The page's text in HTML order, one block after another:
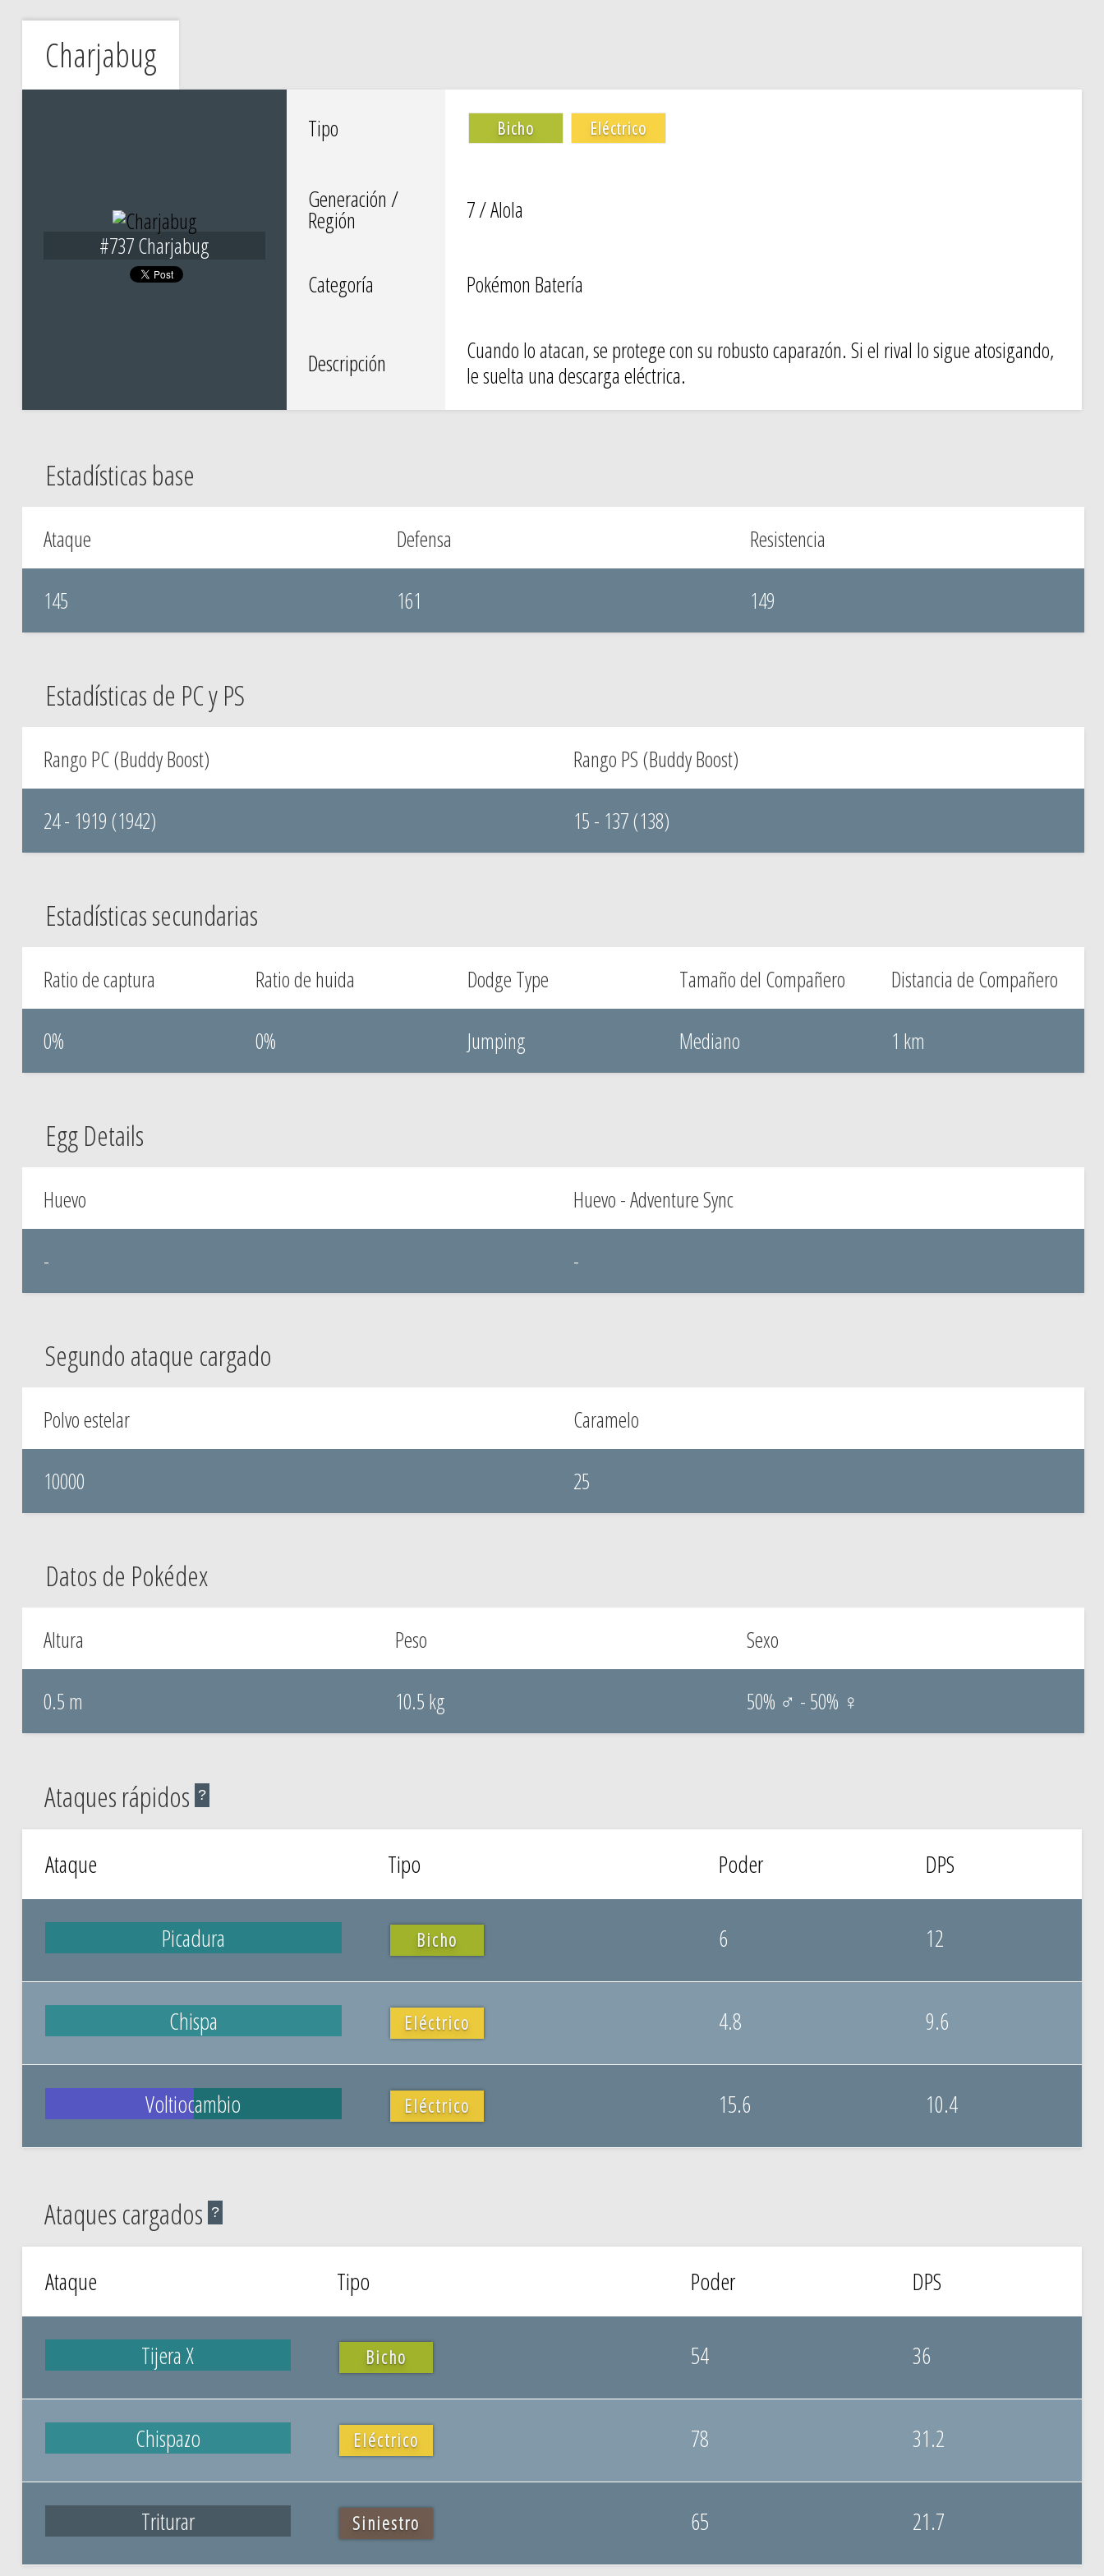
Charjabug
#737 Charjabug
Tipo Bicho Eléctrico
Generación /
Región 7 / Alola
Categoría Pokémon Batería
Descripción
Cuando lo atacan, se protege con su robusto caparazón. Si el rival lo sigue atosigando,
le suelta una descarga eléctrica.
Estadísticas base
Ataque
145
Defensa
161
Resistencia
149
Estadísticas de PC y PS
Rango PC (Buddy Boost)
24 - 1919 (1942)
Rango PS (Buddy Boost)
15 - 137 (138)
Estadísticas secundarias
Ratio de captura
0%
Ratio de huida
0%
Dodge Type
Jumping
Tamaño del Compañero
Mediano
Distancia de Compañero
1 km
Egg Details
Huevo
-
Huevo - Adventure Sync
-
Segundo ataque cargado
Polvo estelar
10000
Caramelo
25
Datos de Pokédex
Altura
0.5 m
Peso
10.5 kg
Sexo
50% ♂ - 50% ♀
Ataques rápidos ?
Ataque Tipo Poder DPS
Picadura Bicho 6 12
Chispa Eléctrico 4.8 9.6
Voltiocambio Eléctrico 15.6 10.4
Ataques cargados ?
Ataque Tipo Poder DPS
Tijera X Bicho 54 36
Chispazo Eléctrico 78 31.2
Triturar Siniestro 65 21.7